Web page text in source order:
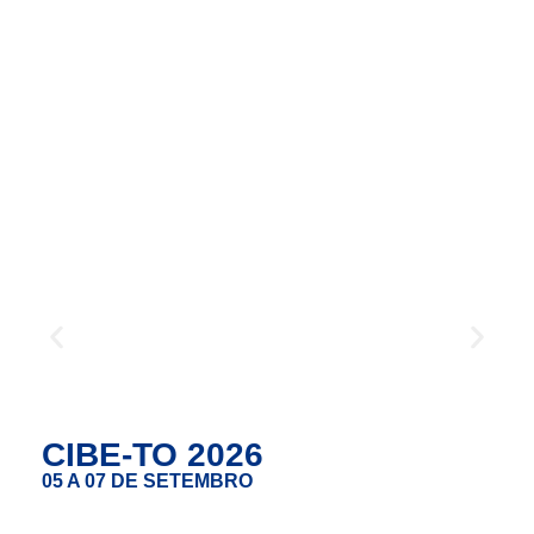
CIBE-TO 2026
05 A 07 DE SETEMBRO